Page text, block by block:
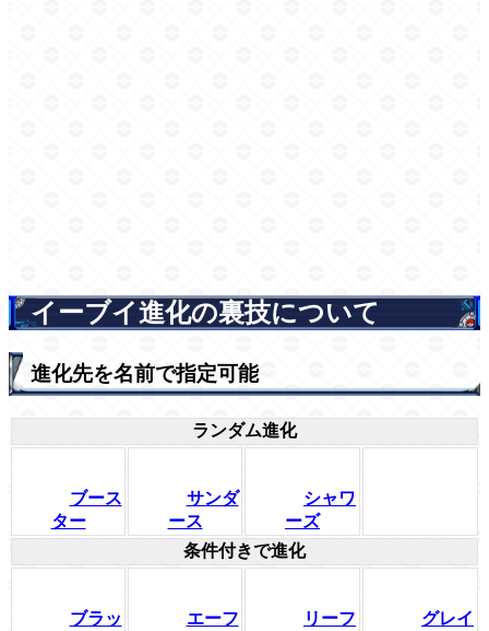
イーブイ進化の裏技について
進化先を名前で指定可能
ランダム進化
ブース
ター
サンダ
ース
シャワ
ーズ
条件付きで進化
ブラッ
エーフ
リーフ
グレイ